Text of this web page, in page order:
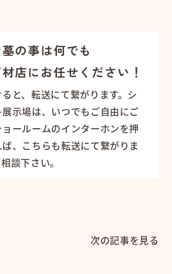
の事は何でも
店にお任せください！
と、転送にて繋がります。シ
示場は、いつでもご自由にご
ールームのインターホンを押
、こちらも転送にて繋がりま
談下さい。
次の記事を見る